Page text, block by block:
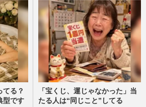
てる？
型です
「宝くじ、運じゃなかった」当
たる人は“同じこと”してる